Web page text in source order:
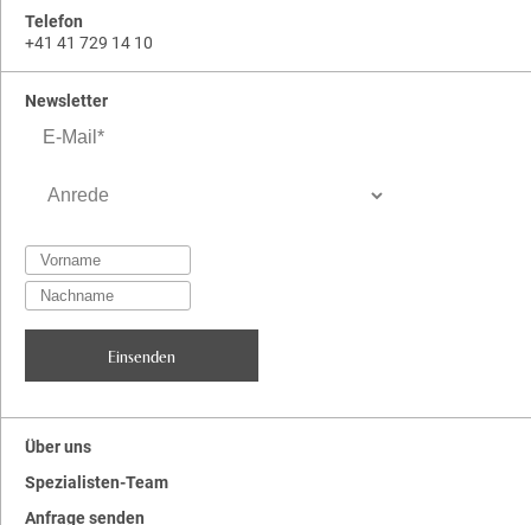
Telefon
+41 41 729 14 10
Newsletter
Über uns
Spezialisten-Team
Anfrage senden